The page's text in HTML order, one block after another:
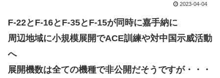
2023-04-04
F-22とF-16とF-35とF-15が同時に嘉手納に
周辺地域に小規模展開でACE訓練や対中国示威活動
へ
展開機数は全ての機種で非公開だそうですが・・・